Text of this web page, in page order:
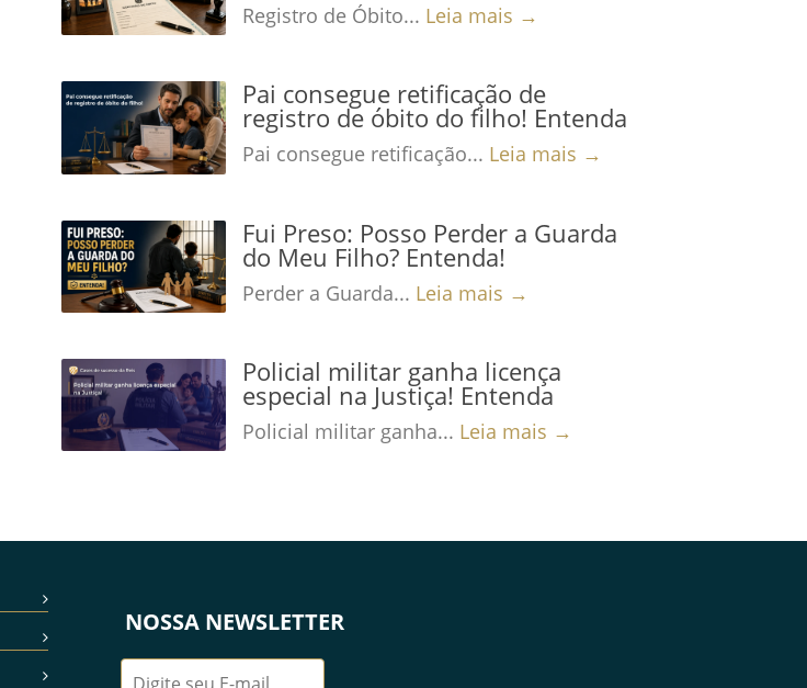
Registro de Óbito... Leia mais →
Pai consegue retificação de
registro de óbito do filho! Entenda
Pai consegue retificação... Leia mais →
Fui Preso: Posso Perder a Guarda
do Meu Filho? Entenda!
Perder a Guarda... Leia mais →
Policial militar ganha licença
especial na Justiça! Entenda
Policial militar ganha... Leia mais →
NOSSA NEWSLETTER